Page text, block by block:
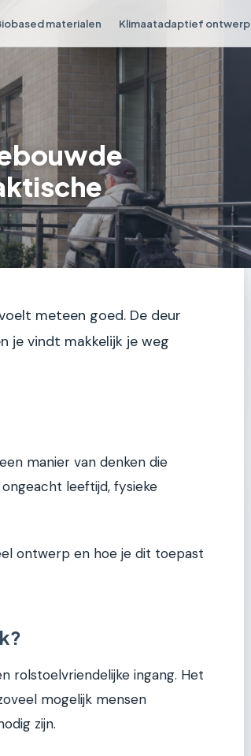
materialen Klimaatadaptief ontwerp
meteen goed. De deur
je vindt makkelijk je weg
manier van denken die
leeftijd, fysieke
ontwerp en hoe je dit toepast
rolstoelvriendelijke ingang. Het
mogelijk mensen
zijn.